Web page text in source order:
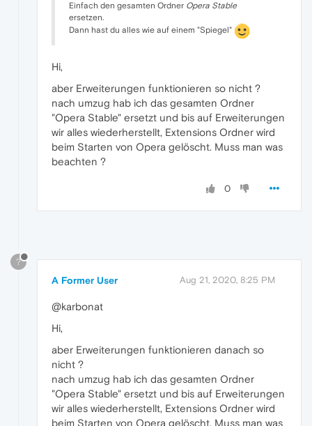
Einfach den gesamten Ordner Opera Stable
ersetzen.
Dann hast du alles wie auf einem "Spiegel"
Hi,
aber Erweiterungen funktionieren so nicht ?
nach umzug hab ich das gesamten Ordner
"Opera Stable" ersetzt und bis auf Erweiterungen
wir alles wiederherstellt, Extensions Ordner wird
beim Starten von Opera gelöscht. Muss man was
beachten ?
0
?
A Former User Aug 21, 2020, 8:25 PM
@karbonat
Hi,
aber Erweiterungen funktionieren danach so
nicht ?
nach umzug hab ich das gesamten Ordner
"Opera Stable" ersetzt und bis auf Erweiterungen
wir alles wiederherstellt, Extensions Ordner wird
beim Starten von Opera gelöscht. Muss man was